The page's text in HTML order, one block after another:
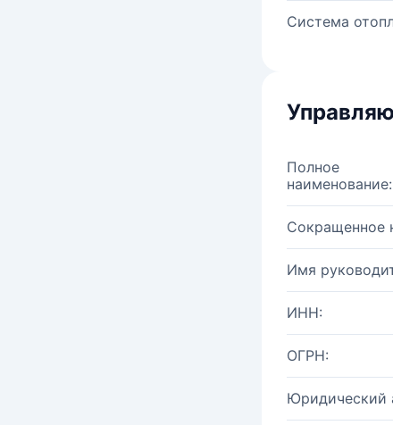
Система
Полное
наименование:
Сокращенное
Имя
ИНН:
ОГРН:
Юридический